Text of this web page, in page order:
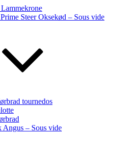
Steer Oksekød – Sous vide
tournedos
– Sous vide